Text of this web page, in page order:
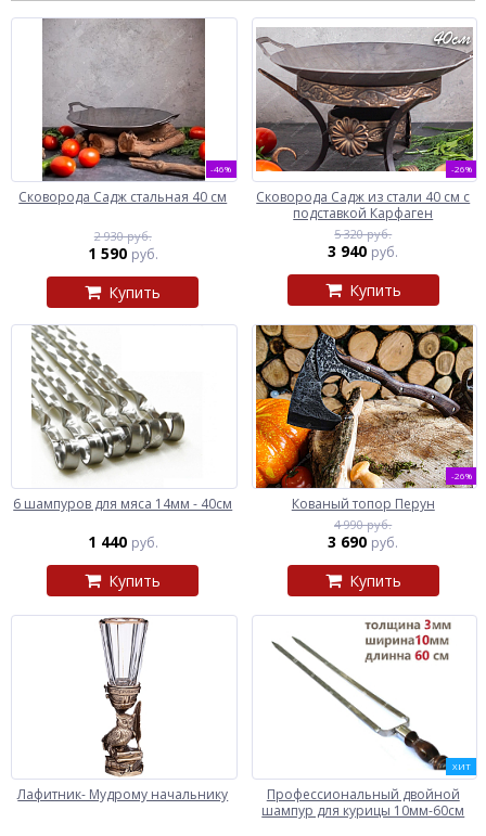
-46%
Сковорода Садж стальная 40 см
2 930 руб.
1 590 руб.
Купить
-26%
Сковорода Садж из стали 40 см с
подставкой Карфаген
5 320 руб.
3 940 руб.
Купить
6 шампуров для мяса 14мм - 40см
1 440 руб.
Купить
-26%
Кованый топор Перун
4 990 руб.
3 690 руб.
Купить
Лафитник- Мудрому начальнику
ХИТ
Профессиональный двойной
шампур для курицы 10мм-60см